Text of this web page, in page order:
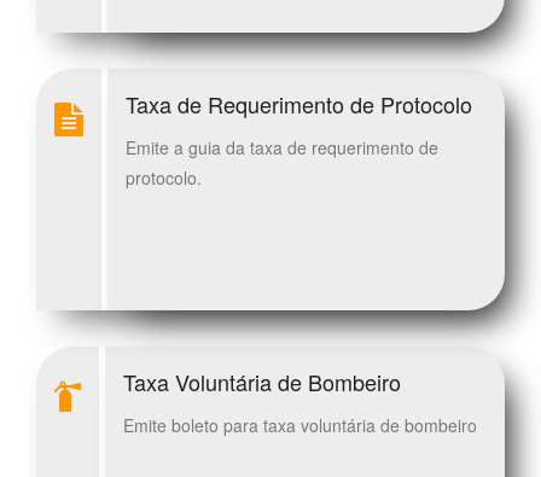
Taxa de Requerimento de Protocolo
Emite a guia da taxa de requerimento de
protocolo.
Taxa Voluntária de Bombeiro
Emite boleto para taxa voluntária de bombeiro